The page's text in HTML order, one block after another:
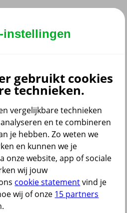
instellingen
gebruikt cookies
technieken.
vergelijkbare technieken
en te combineren
je hebben. Zo weten we
en kunnen we je
onze website, app of sociale
wij jouw
cookie statementvind je
wij of onze 15 partners